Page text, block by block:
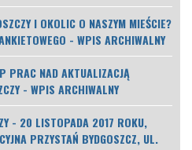
I OKOLIC O NASZYM MIEŚCIE?
- WPIS ARCHIWALNY
PRAC NAD AKTUALIZACJĄ
- WPIS ARCHIWALNY
- 20 LISTOPADA 2017 ROKU,
PRZYSTAŃ BYDGOSZCZ, UL.